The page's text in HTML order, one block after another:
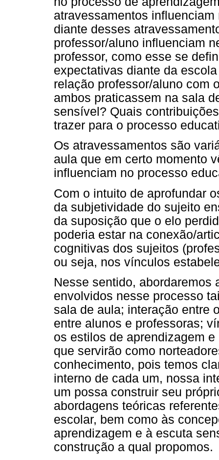
atravessamentos
diante desses
professor/aluno influenciam
professor, como esse se
expectativas diante da
relação professor/aluno com
ambos praticassem na sala
sensível? Quais
trazer para o processo
Os atravessamentos são
aula que em certo momento
influenciam no processo
Com o intuito de aprofundar
da subjetividade do sujeito
da suposição que o elo
poderia estar na conexão/
cognitivas dos sujeitos
ou seja, nos vínculos
Nesse sentido, abordaremos
envolvidos nesse processo
sala de aula; interação entre
entre alunos e professoras;
os estilos de aprendizagem
que servirão como
conhecimento, pois temos
interno de cada um, nossa
um possa construir seu
abordagens teóricas
escolar, bem como às
aprendizagem e à escuta
construção a qual propomos.